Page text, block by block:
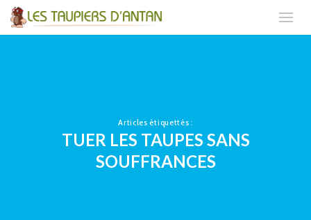
Articles étiquettés :
TUER LES TAUPES SANS
SOUFFRANCES